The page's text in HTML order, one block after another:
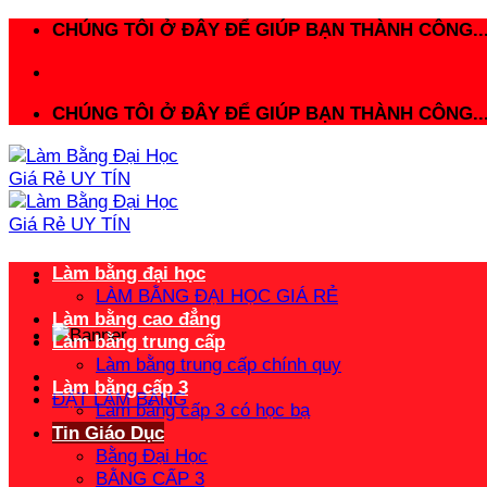
CHÚNG TÔI Ở ĐÂY ĐỂ GIÚP BẠN THÀNH
CHÚNG TÔI Ở ĐÂY ĐỂ GIÚP BẠN THÀNH
ĐẶT LÀM BẰNG
Làm bằng đại học
LÀM BẰNG ĐẠI HỌC GIÁ RẺ
Làm bằng cao đẳng
Làm bằng trung cấp
Làm bằng trung cấp chính quy
Làm bằng cấp 3
Làm bằng cấp 3 có học bạ
Tin Giáo Dục
Bằng Đại Học
BẰNG CẤP 3